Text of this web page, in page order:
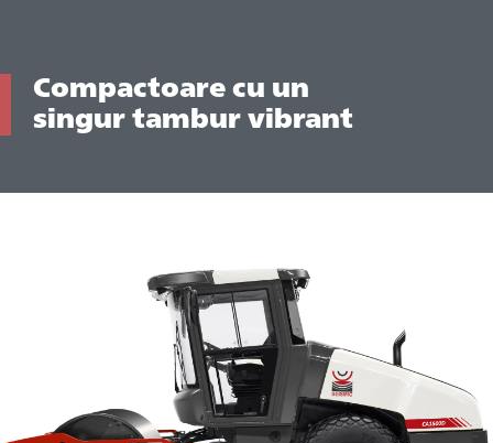
Compactoare cu un
singur tambur vibrant